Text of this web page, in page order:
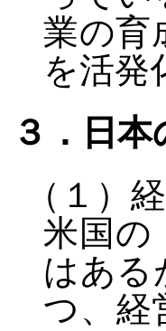
業の育
を活発
３．日
（１）
米国の
はある
つ、経